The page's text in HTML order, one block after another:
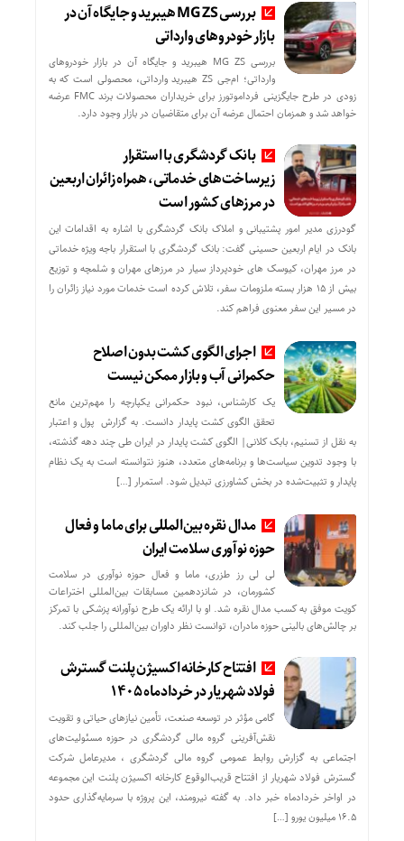
بررسی MG ZS هیبرید و جایگاه آن در
بازار خودروهای وارداتی
بررسی MG ZS هیبرید و جایگاه آن در بازار خودروهای
وارداتی؛ ام‌جی ZS هیبرید وارداتی، محصولی است که به
زودی در طرح جایگزینی فرداموتورز برای خریداران محصولات برند FMC عرضه
خواهد شد و همزمان احتمال عرضه آن برای متقاضیان در بازار وجود دارد.
بانک گردشگری با استقرار
زیرساخت‌های خدماتی، همراه زائران اربعین
در مرزهای کشور است
گودرزی مدیر امور پشتیبانی و املاک بانک گردشگری با اشاره به اقدامات این
بانک در ایام اربعین حسینی گفت: بانک گردشگری با استقرار باجه ویژه خدماتی
در مرز مهران، کیوسک های خودپرداز سیار در مرزهای مهران و شلمچه و توزیع
بیش از ۱۵ هزار بسته ملزومات سفر، تلاش کرده است خدمات مورد نیاز زائران را
در مسیر این سفر معنوی فراهم کند.
اجرای الگوی کشت بدون اصلاح
حکمرانی آب و بازار ممکن نیست
یک کارشناس، نبود حکمرانی یکپارچه را مهم‌ترین مانع
تحقق الگوی کشت پایدار دانست. به گزارش پول و اعتبار
به نقل از تسنیم، بابک کلانی| الگوی کشت پایدار در ایران طی چند دهه گذشته،
با وجود تدوین سیاست‌ها و برنامه‌های متعدد، هنوز نتوانسته است به یک نظام
پایدار و تثبیت‌شده در بخش کشاورزی تبدیل شود. استمرار […]
مدال نقره بین‌المللی برای ماما و فعال
حوزه نوآوری سلامت ایران
لی لی رز طزری، ماما و فعال حوزه نوآوری در سلامت
کشورمان، در شانزدهمین مسابقات بین‌المللی اختراعات
کویت موفق به کسب مدال نقره شد. او با ارائه یک طرح نوآورانه پزشکی با تمرکز
بر چالش‌های بالینی حوزه مادران، توانست نظر داوران بین‌المللی را جلب کند.
افتتاح کارخانه اکسیژن پلنت گسترش
فولاد شهریار در خردادماه ۱۴۰۵
گامی مؤثر در توسعه صنعت، تأمین نیازهای حیاتی و تقویت
نقش‌آفرینی گروه مالی گردشگری در حوزه مسئولیت‌های
اجتماعی به گزارش روابط عمومی گروه مالی گردشگری ، مدیرعامل شرکت
گسترش فولاد شهریار از افتتاح قریب‌الوقوع کارخانه اکسیژن پلنت این مجموعه
در اواخر خردادماه خبر داد. به گفته نیرومند، این پروژه با سرمایه‌گذاری حدود
۱۶.۵ میلیون یورو […]